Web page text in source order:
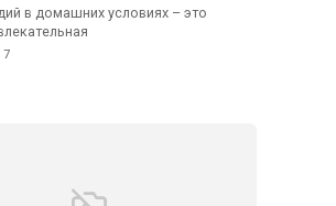
в домашних условиях – это
7